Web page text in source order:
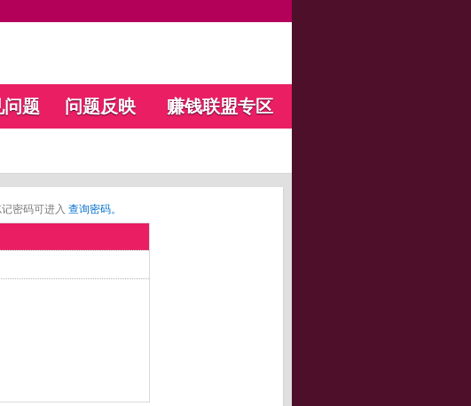
问题 问题反映 赚钱联盟专区
密码可进入 查询密码。